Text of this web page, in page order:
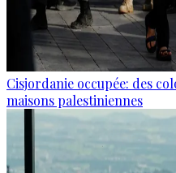
Cisjordanie occupée: des
maisons palestiniennes